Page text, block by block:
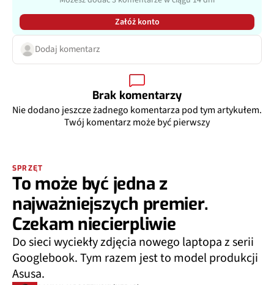
Załóż konto
Dodaj komentarz
Brak komentarzy
Nie dodano jeszcze żadnego komentarza pod tym artykułem.
Twój komentarz może być pierwszy
SPRZĘT
To może być jedna z
najważniejszych premier.
Czekam niecierpliwie
Do sieci wyciekły zdjęcia nowego laptopa z serii
Googlebook. Tym razem jest to model produkcji
Asusa.